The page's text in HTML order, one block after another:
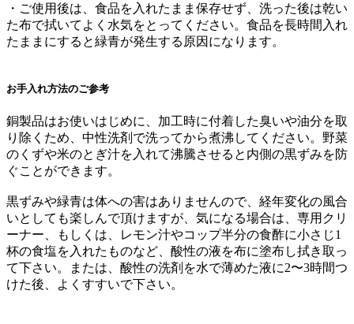
・ご使用後は、食品を入れたまま保存せず、洗った後は乾い
た布で拭いてよく水気をとってください。食品を長時間入れ
たままにすると緑青が発生する原因になります。
お手入れ方法のご参考
銅製品はお使いはじめに、加工時に付着した臭いや油分を取
り除くため、中性洗剤で洗ってから煮沸してください。野菜
のくずや米のとぎ汁を入れて沸騰させると内側の黒ずみを防
ぐことができます。
黒ずみや緑青は体への害はありませんので、経年変化の風合
いとしても楽しんで頂けますが、気になる場合は、専用クリ
ーナー、もしくは、レモン汁やコップ半分の食酢に小さじ1
杯の食塩を入れたものなど、酸性の液を布に塗布し拭き取っ
て下さい。または、酸性の洗剤を水で薄めた液に2〜3時間つ
けた後、よくすすいで下さい。